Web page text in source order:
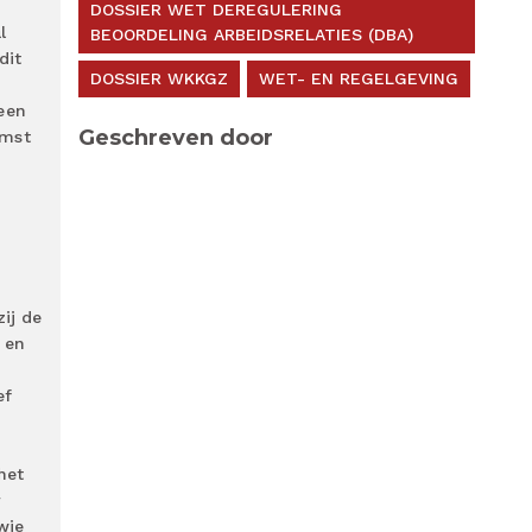
de
DOSSIER WET DEREGULERING
BEOORDELING ARBEIDSRELATIES (DBA)
DOSSIER WKKGZ WET- EN REGELGEVING
Geschreven door